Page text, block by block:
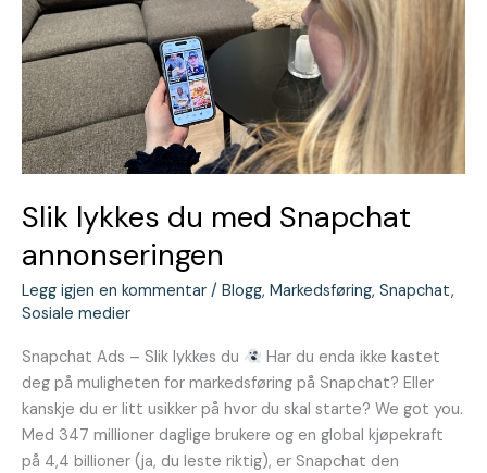
Slik lykkes du med Snapchat
annonseringen
Legg igjen en kommentar / Blogg, Markedsføring, Snapchat,
Sosiale medier
Snapchat Ads – Slik lykkes du
Har du enda ikke kastet
deg på muligheten for markedsføring på Snapchat? Eller
kanskje du er litt usikker på hvor du skal starte? We got you.
Med 347 millioner daglige brukere og en global kjøpekraft
på 4,4 billioner (ja, du leste riktig), er Snapchat den
med
Snapchat
annonseringen